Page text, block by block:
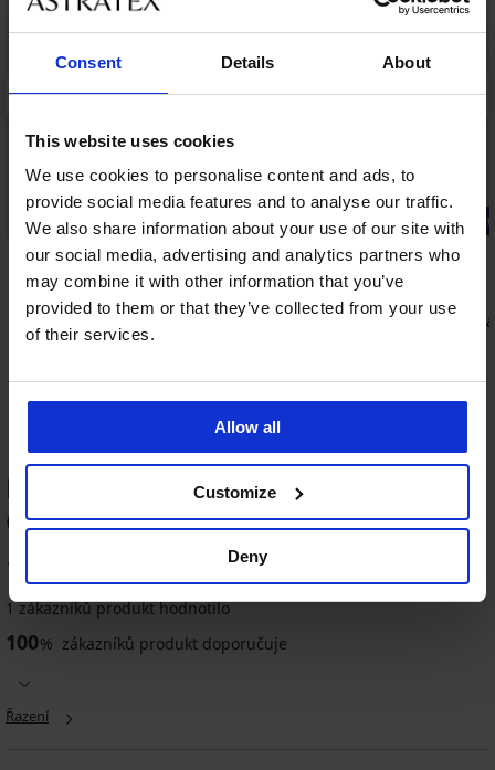
Consent Details About
This website uses cookies
We use cookies to personalise content and ads, to
provide social media features and to analyse our traffic.
We also share information about your use of our site with
our social media, advertising and analytics partners who
may combine it with other information that you’ve
provided to them or that they’ve collected from your use
of their services.
Allow all
Customize
Deny
5
-20% BRA20
4,9
Zmenšující podprsenka Spacer 3D Gia
Minimizer
1 199 Kč
-20% BRA20
799 Kč kód:
HODNOCENÍ PRODUKTU Tílko ONLY
ONLMarna
100
1 zákazníků produkt hodnotilo
100% zákazníků produkt doporučuje
Řazení